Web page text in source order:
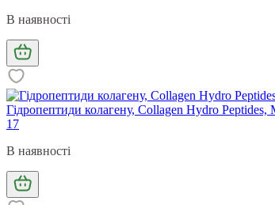
В наявності
Гідропептиди колагену, Collagen Hydro
17
В наявності